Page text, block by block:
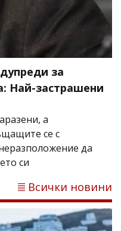
за
Най-застрашени
а
се с
да
си
Всички новини